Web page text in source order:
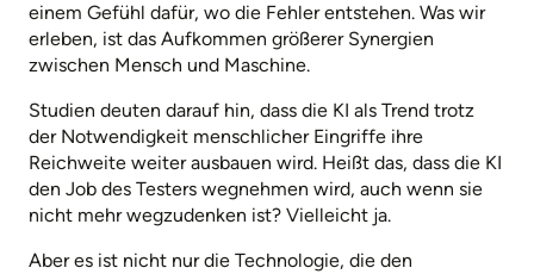
einem Gefühl dafür, wo die Fehler entstehen. Was wir
erleben, ist das Aufkommen größerer Synergien
zwischen Mensch und Maschine.
Studien deuten darauf hin, dass die KI als Trend trotz
der Notwendigkeit menschlicher Eingriffe ihre
Reichweite weiter ausbauen wird. Heißt das, dass die KI
den Job des Testers wegnehmen wird, auch wenn sie
nicht mehr wegzudenken ist? Vielleicht ja.
Aber es ist nicht nur die Technologie, die den